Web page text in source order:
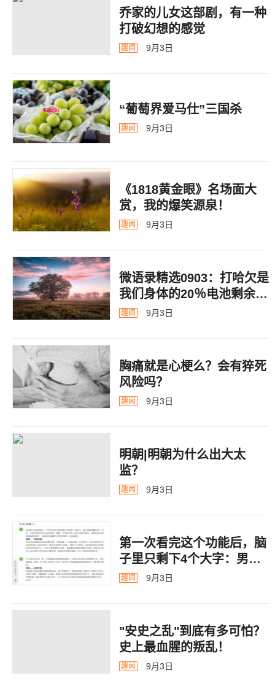
乔家的儿女这部剧，有一种
打破幻想的感觉
趣闻 9月3日
“葡萄界爱马仕”三国杀
趣闻 9月3日
《1818黄金眼》名场面大
赏，我的爆笑源泉！
趣闻 9月3日
微语录精选0903：打哈欠是
我们身体的20％电池剩余警
告
趣闻 9月3日
胸痛就是心梗么？会有猝死
风险吗？
趣闻 9月3日
明朝|明朝为什么出大太
监？ ​​​
趣闻 9月3日
第一次看完这个功能后，脑
子里只剩下4个大字：男德
银行
趣闻 9月3日
"安史之乱"到底有多可怕？
史上最血腥的叛乱！
趣闻 9月3日